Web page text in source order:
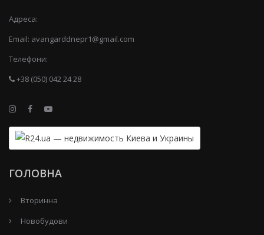
Адреса:
Email: avangarddnepr1@gmail.com
Телефони:
+38 (050) 042 24 28
ГОЛОВНА
Вторинна
Новобудови